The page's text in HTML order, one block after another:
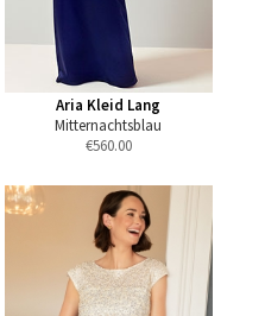
Aria Kleid Lang
Mitternachtsblau
€560.00